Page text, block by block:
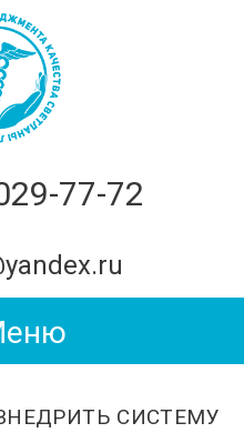
77-72
СИСТЕМУ